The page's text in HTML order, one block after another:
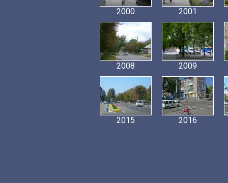
2000 2001
2008 2009
2015 2016